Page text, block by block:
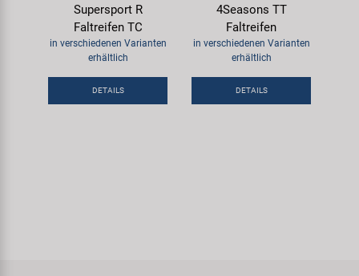
Supersport R
Faltreifen TC
in verschiedenen Varianten
erhältlich
DETAILS
4Seasons TT
Faltreifen
in verschiedenen Varianten
erhältlich
DETAILS